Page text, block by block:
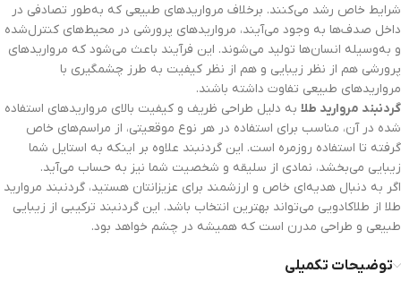
شرایط خاص رشد می‌کنند. برخلاف مرواریدهای طبیعی که به‌طور تصادفی در
داخل صدف‌ها به وجود می‌آیند، مرواریدهای پرورشی در محیط‌های کنترل‌شده
و به‌وسیله انسان‌ها تولید می‌شوند. این فرآیند باعث می‌شود که مرواریدهای
پرورشی هم از نظر زیبایی و هم از نظر کیفیت به طرز چشمگیری با
مرواریدهای طبیعی تفاوت داشته باشند.
گردنبند مروارید طلا به دلیل طراحی ظریف و کیفیت بالای مرواریدهای استفاده
شده در آن، مناسب برای استفاده در هر نوع موقعیتی، از مراسم‌های خاص
گرفته تا استفاده روزمره است. این گردنبند علاوه بر اینکه به استایل شما
زیبایی می‌بخشد، نمادی از سلیقه و شخصیت شما نیز به حساب می‌آید.
اگر به دنبال هدیه‌ای خاص و ارزشمند برای عزیزانتان هستید، گردنبند مروارید
طلا از طلاکادویی می‌تواند بهترین انتخاب باشد. این گردنبند ترکیبی از زیبایی
طبیعی و طراحی مدرن است که همیشه در چشم خواهد بود.
توضیحات تکمیلی